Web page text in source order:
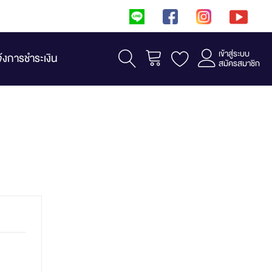
การชำระเงิน รถเข็น เข้าสู่ระบบ
สมัครสมาชิก